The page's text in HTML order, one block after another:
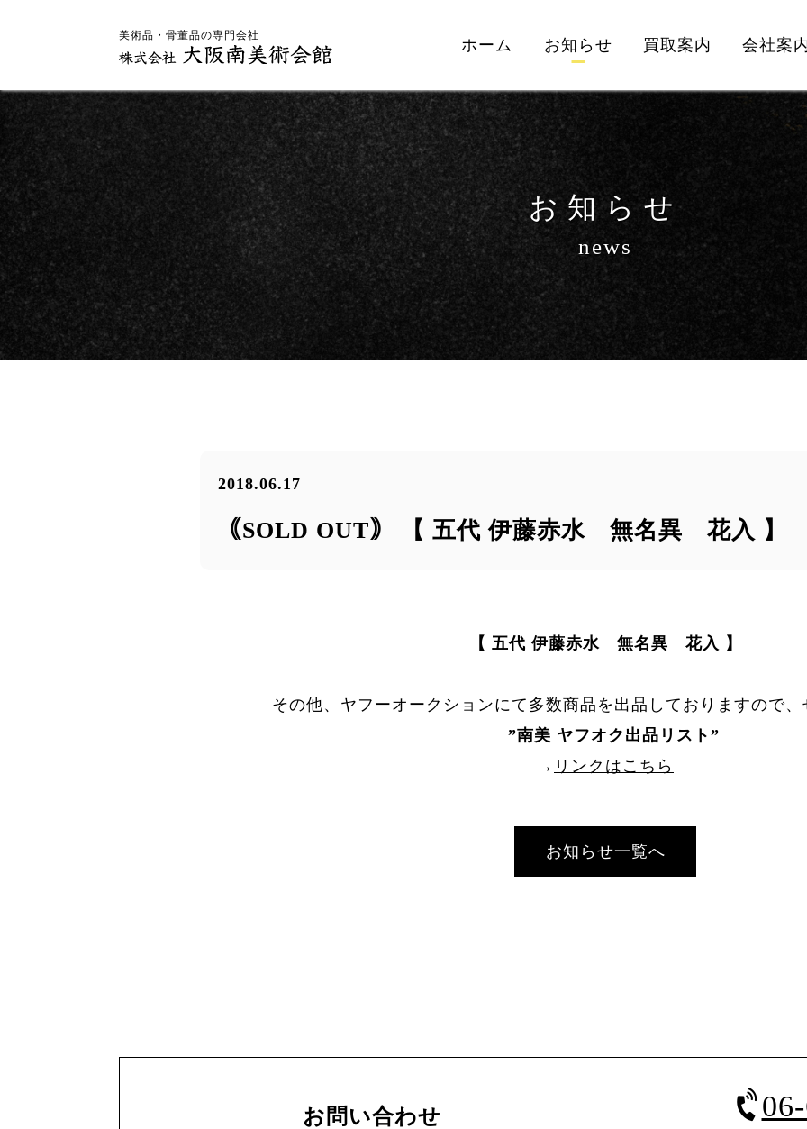
美術品・骨董品の専門会社
ホーム お知らせ 買取案内 会社案
お知らせ
news
2018.06.17
｟SOLD OUT｠ 【 五代 伊藤赤水 無名異 花入 】
【 五代 伊藤赤水 無名異 花入 】
その他、ヤフーオークションにて多数商品を出品しておりますので、
”南美 ヤフオク出品リスト ”
→ リンクはこちら
お知らせ一覧へ
お問い合わせ